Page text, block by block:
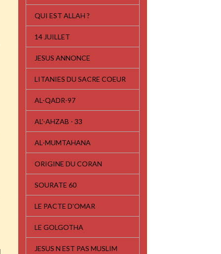
QUI EST ALLAH ?
14 JUILLET
JESUS ANNONCE
LITANIES DU SACRE COEUR
AL-QADR-97
AL'-AHZAB - 33
AL-MUMTAHANA
ORIGINE DU CORAN
SOURATE 60
LE PACTE D'OMAR
LE GOLGOTHA
JESUS N EST PAS MUSLIM